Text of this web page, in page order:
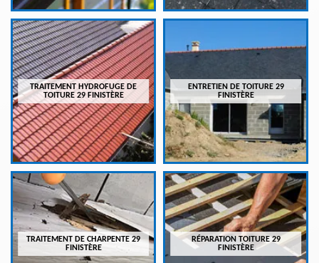
TRAITEMENT HYDROFUGE DE
TOITURE 29 FINISTÈRE
ENTRETIEN DE TOITURE 29
FINISTÈRE
TRAITEMENT DE CHARPENTE 29
FINISTÈRE
RÉPARATION TOITURE 29
FINISTÈRE